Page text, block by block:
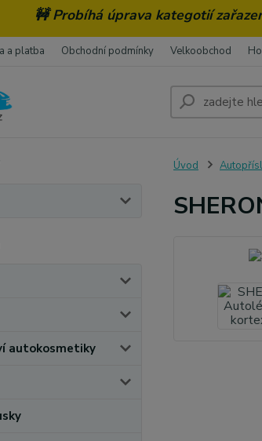
🚧 Probíhá úprava kategotií
a platba Obchodní podmínky Velkoobchod
autokosmetiky
Úvod